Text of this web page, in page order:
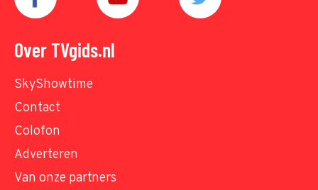
Over TVgids.nl
SkyShowtime
Contact
Colofon
Adverteren
Van onze partners